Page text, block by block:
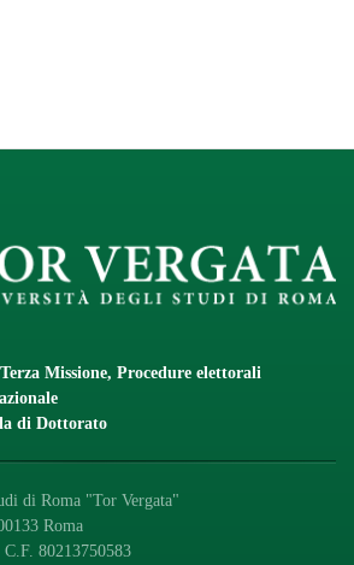
Missione, Procedure elettorali
di Dottorato
di Roma "Tor Vergata"
Roma
80213750583